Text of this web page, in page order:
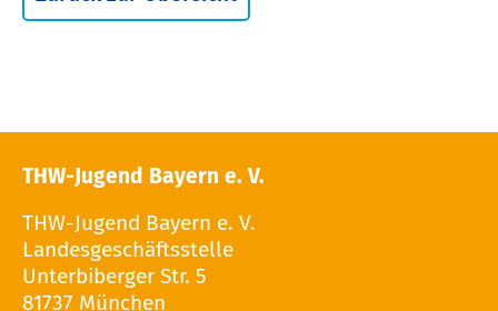
THW-Jugend Bayern e. V.
THW-Jugend Bayern e. V.
Landesgeschäftsstelle
Unterbiberger Str. 5
81737 München